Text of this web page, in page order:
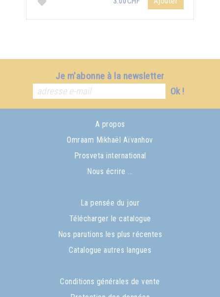
Je m'abonne à la newsletter
Ok !
A propos
Omraam Mikhaël Aïvanhov
Prosveta international
Nous écrire ...
La pensée du jour
Télécharger le catalogue
Nos parutions les plus récentes
Catalogue autres langues
Conditions générales de vente